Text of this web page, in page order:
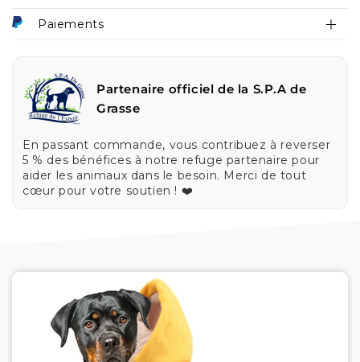
Paiements
Partenaire officiel de la S.P.A de
Grasse
En passant commande, vous contribuez à reverser
5 % des bénéfices à notre refuge partenaire pour
aider les animaux dans le besoin. Merci de tout
cœur pour votre soutien ! ❤️